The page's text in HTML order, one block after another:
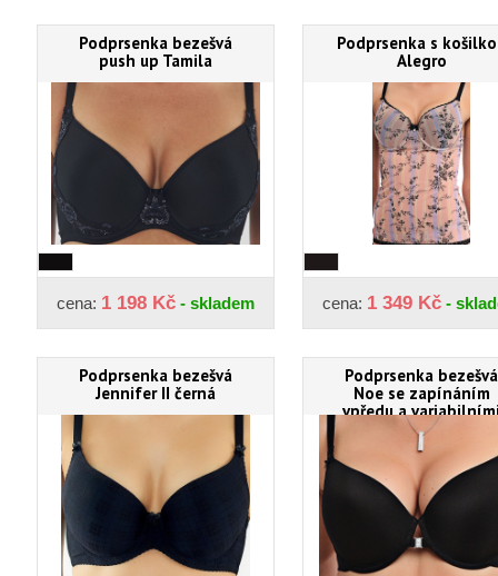
Podprsenka bezešvá
push up Tamila
cena: 1 198 Kč - skladem
Podprsenka s
Alegro
cena: 1 349 Kč -
Podprsenka bezešvá
Jennifer II černá
Podprsenka bezešvá
Noe se zapínáním
vpředu a
ramínky